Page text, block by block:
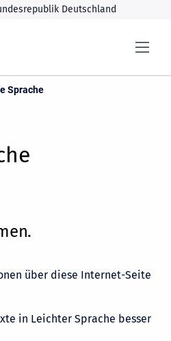
Deutschland
Sprache
über diese Internet-Seite
in Leichter Sprache besser